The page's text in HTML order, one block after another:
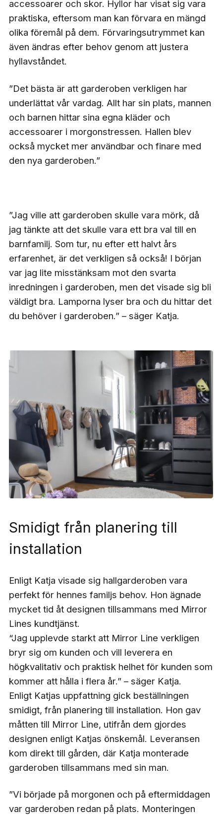
accessoarer och skor. Hyllor har visat sig vara
praktiska, eftersom man kan förvara en mängd
olika föremål på dem. Förvaringsutrymmet kan
även ändras efter behov genom att justera
hyllavståndet.
”Det bästa är att garderoben verkligen har
underlättat vår vardag. Allt har sin plats, mannen
och barnen hittar sina egna kläder och
accessoarer i morgonstressen. Hallen blev
också mycket mer användbar och finare med
den nya garderoben.”
”Jag ville att garderoben skulle vara mörk, då
jag tänkte att det skulle vara ett bra val till en
barnfamilj. Som tur, nu efter ett halvt års
erfarenhet, är det verkligen så också! I början
var jag lite misstänksam mot den svarta
inredningen i garderoben, men det visade sig bli
väldigt bra. Lamporna lyser bra och du hittar det
du behöver i garderoben.” – säger Katja.
Smidigt från planering till
installation
Enligt Katja visade sig hallgarderoben vara
perfekt för hennes familjs behov. Hon ägnade
mycket tid åt designen tillsammans med Mirror
Lines kundtjänst.
“Jag upplevde starkt att Mirror Line verkligen
bryr sig om kunden och vill leverera en
högkvalitativ och praktisk helhet för kunden som
kommer att hålla i flera år.” – säger Katja.
Enligt Katjas uppfattning gick beställningen
smidigt, från planering till installation. Hon gav
måtten till Mirror Line, utifrån dem gjordes
designen enligt Katjas önskemål. Leveransen
kom direkt till gården, där Katja monterade
garderoben tillsammans med sin man.
”Vi började på morgonen och på eftermiddagen
var garderoben redan på plats. Monteringen